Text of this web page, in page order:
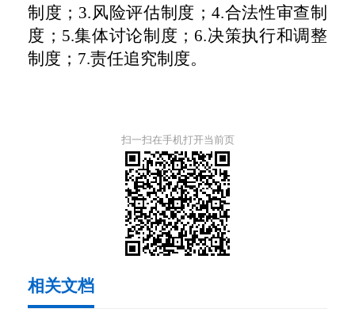
制度； 3.风险评估制度；4.合法性审查制
度； 5.集体讨论制度； 6.决策执行和调整
制度； 7.责任追究制度。
扫一扫在手机打开当前页
相关文档